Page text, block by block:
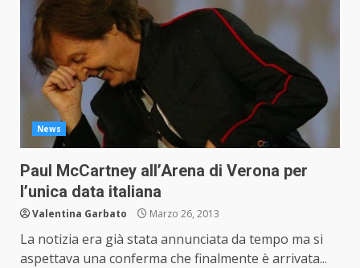
News
Paul McCartney all’Arena di Verona per
l’unica data italiana
Valentina Garbato Marzo 26, 2013
La notizia era già stata annunciata da tempo ma si
aspettava una conferma che finalmente è arrivata...